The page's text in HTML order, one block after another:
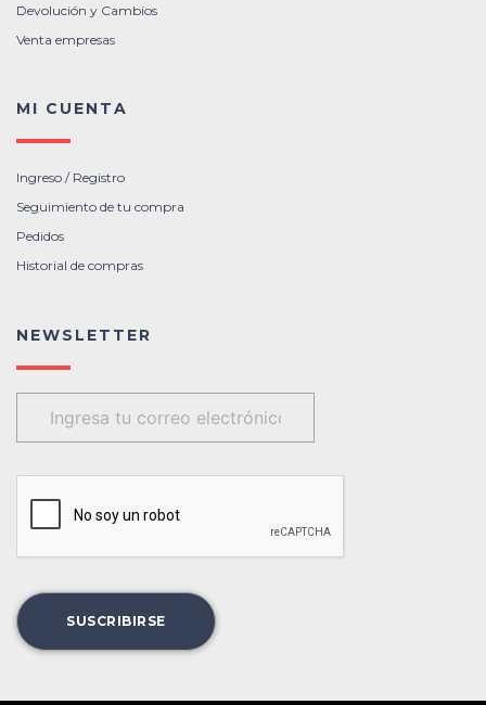
Devolución y Cambios
Venta empresas
MI CUENTA
Ingreso / Registro
Seguimiento de tu compra
Pedidos
Historial de compras
NEWSLETTER